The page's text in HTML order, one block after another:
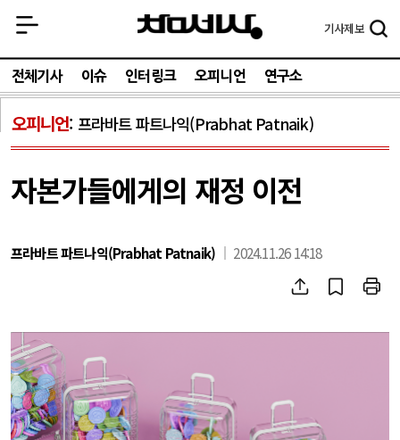
기사제보
전체기사 이슈 인터링크 오피니언 연구소
오피니언 프라바트 파트나익(Prabhat Patnaik)
자본가들에게의 재정 이전
프라바트 파트나익(Prabhat Patnaik) 2024.11.26 14:18